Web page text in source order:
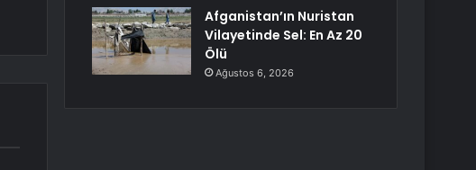
Afganistan’ın Nuristan
Vilayetinde Sel: En Az 20
Ölü
Ağustos 6, 2026